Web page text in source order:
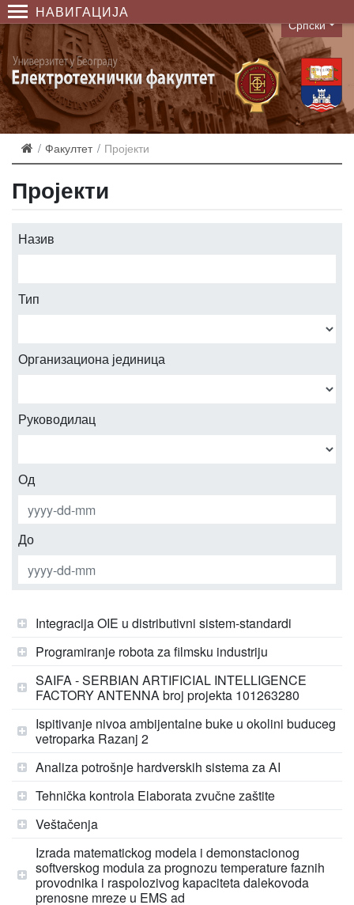
НАВИГАЦИЈА
Language
Српски
Факултет Пројекти
Пројекти
Назив
Тип
Организациона јединица
Руководилац
Од
До
Integracija OIE u distributivni sistem-standardi
Programiranje robota za filmsku industriju
SAIFA - SERBIAN ARTIFICIAL INTELLIGENCE
FACTORY ANTENNA broj projekta 101263280
Ispitivanje nivoa ambijentalne buke u okolini buduceg
vetroparka Razanj 2
Analiza potrošnje hardverskih sistema za AI
Tehnička kontrola Elaborata zvučne zaštite
Veštačenja
Izrada matematickog modela i demonstacionog
softverskog modula za prognozu temperature faznih
provodnika i raspolozivog kapaciteta dalekovoda
prenosne mreze u EMS ad